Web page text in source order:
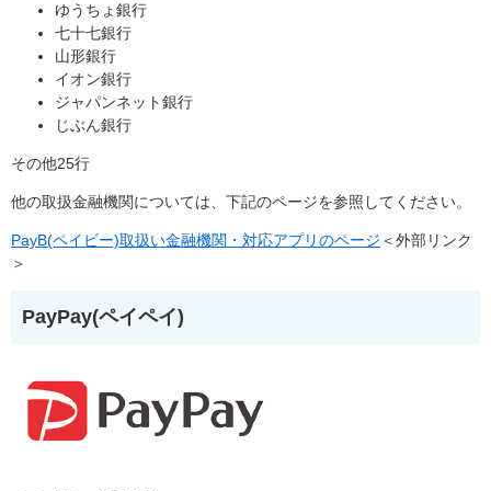
ゆうちょ銀行
七十七銀行
山形銀行
イオン銀行
ジャパンネット銀行
じぶん銀行
その他25行
他の取扱金融機関については、下記のページを参照してください。
PayB(ペイビー)取扱い金融機関・対応アプリのページ ＜外部リンク
＞
PayPay(ペイペイ)